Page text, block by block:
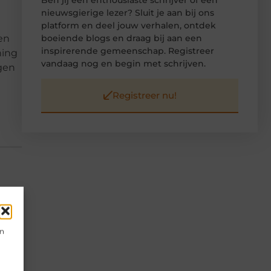
▼
nieuwsgierige lezer? Sluit je aan bij ons
platform en deel jouw verhalen, ontdek
boeiende blogs en draag bij aan een
inspirerende gemeenschap. Registreer
vandaag nog en begin met schrijven.
Registreer nu!